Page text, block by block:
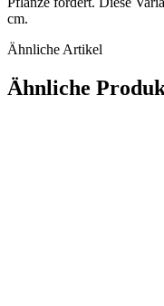
cm.
Ähnliche Artikel
Ähnliche